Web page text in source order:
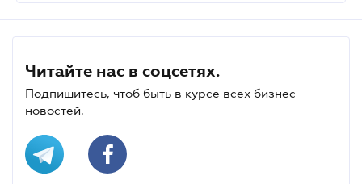
Читайте нас в соцсетях.
Подпишитесь, чтоб быть в курсе всех бизнес-
новостей.